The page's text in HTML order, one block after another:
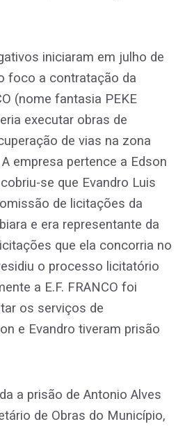
iniciaram em julho de
foco a contratação da
(nome fantasia PEKE
executar obras de
de vias na zona
empresa pertence a Edson
se que Evandro Luis
de licitações da
e era representante da
que ela concorria no
o processo licitatório
a E.F. FRANCO foi
os serviços de
e Evandro tiveram prisão
a prisão de Antonio Alves
de Obras do Município,